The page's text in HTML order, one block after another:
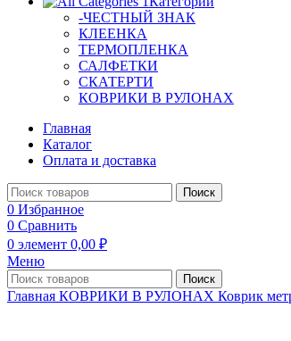
-ЧЕСТНЫЙ ЗНАК
КЛЕЕНКА
ТЕРМОПЛЕНКА
САЛФЕТКИ
СКАТЕРТИ
КОВРИКИ В РУЛОНАХ
Главная
Каталог
Оплата и доставка
Поиск
0 Избранное
0 Сравнить
0 элемент 0,00 ₽
Меню
Поиск
Главная КОВРИКИ В РУЛОНАХ Коврик